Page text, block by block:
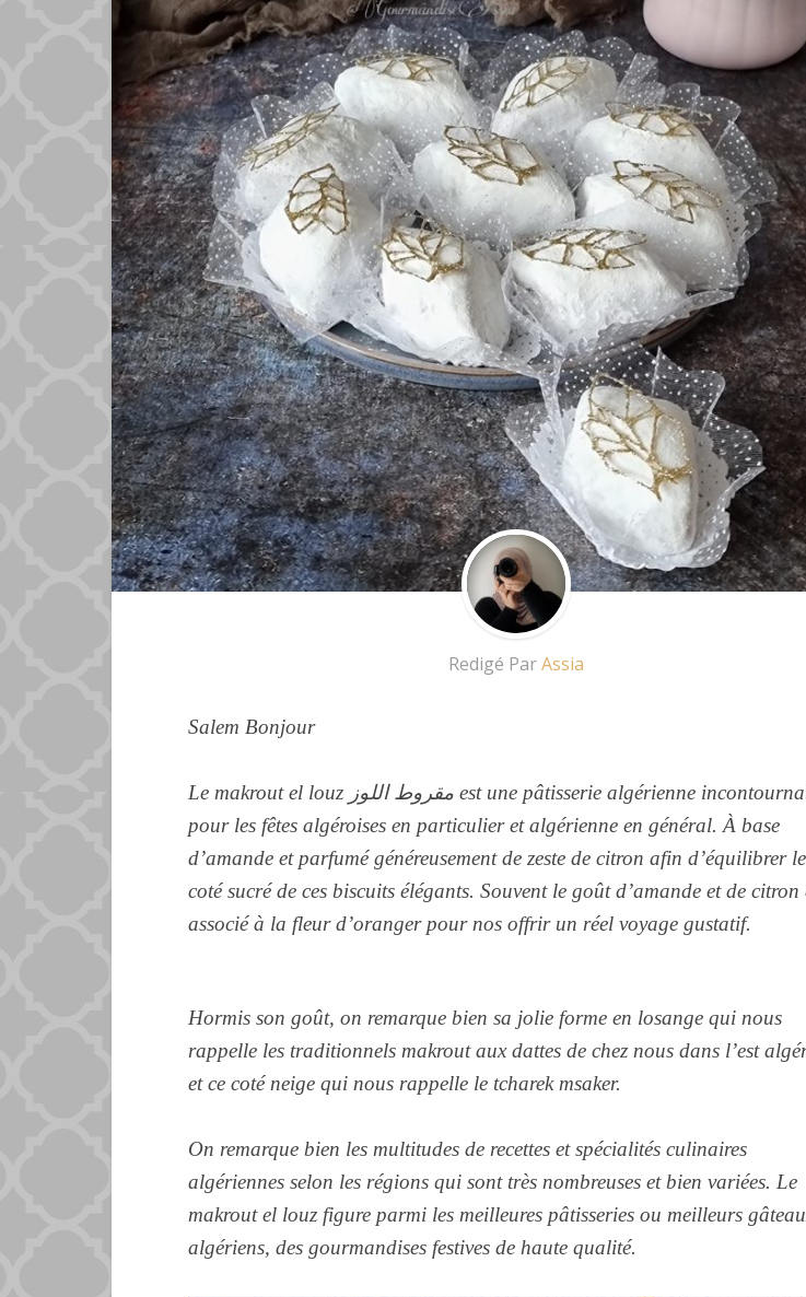
Redigé ParAssia
Salem Bonjour
Le makrout el louz مقروط اللوز est une pâtisserie algérienne incontournable
pour les fêtes algéroises en particulier et algérienne en général. À base
d’amande et parfumé généreusement de zeste de citron afin d’équilibrer le
coté sucré de ces biscuits élégants. Souvent le goût d’amande et de citron
associé à la fleur d’oranger pour nos offrir un réel voyage gustatif.
Hormis son goût, on remarque bien sa jolie forme en losange qui nous
rappelle les traditionnels makrout aux dattes de chez nous dans l’est
et ce coté neige qui nous rappelle le tcharek msaker.
On remarque bien les multitudes de recettes et spécialités culinaires
algériennes selon les régions qui sont très nombreuses et bien variées. Le
makrout el louz figure parmi les meilleures pâtisseries ou meilleurs
algériens, des gourmandises festives de haute qualité.